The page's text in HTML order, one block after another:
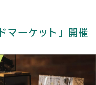
マーケット」開催